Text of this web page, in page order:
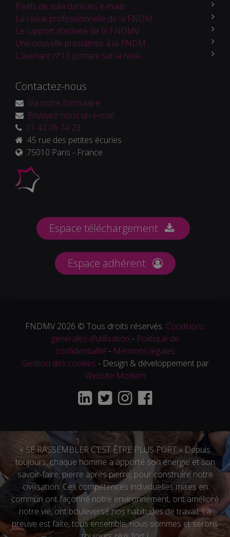
Pixels de suivi dans les e-mails : ...
La revue professionnelle de la FNDM...
Le rapport d'activité de la FNDMV ...
Une nouvelle présidente à la FNDM...
L'avenant n°15 portant sur la reva...
Contactez-nous
Via notre formulaire
Envoyez-nous un e-mail
01 42 06 74 23
45 rue des petites écuries
75010 Paris - France
Espace téléchargement
Espace adhérent
FNDMV 2026 © Tous droits réservés. Conditions
générales d'utilisation - Politique de
confidentialité - Mentions légales
Gestion des cookies - Design & développement par
Website Modern
« SE RASSEMBLER C’EST ÊTRE PLUS FORT » Depuis
toujours, chaque homme a apporté son énergie et son
savoir-faire, pierre après pierre, pour construire notre
civilisation. Ces compétences individuelles mises en
commun ont façonné notre environnement, ont amélioré
notre vie, ont bouleversé nos habitudes de travail. La
preuve est faite, tous ensemble, nous sommes et serons